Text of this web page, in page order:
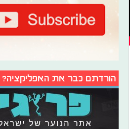
הורדתם כבר את האפליקציה?